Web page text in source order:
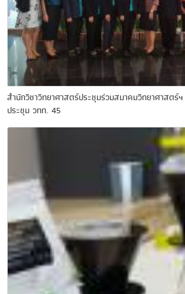
สำนักวิชาวิทยาศาสตร์ประชุมร่วมสมาคมวิทยาศาสตร์
ประชุม วทท. 45